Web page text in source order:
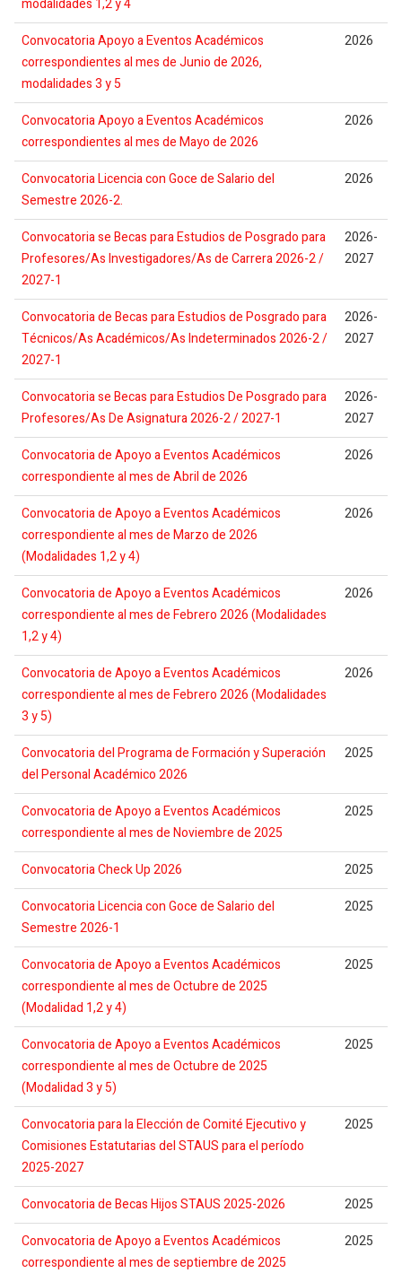
modalidades 1,2 y 4
Convocatoria Apoyo a Eventos Académicos
correspondientes al mes de Junio de 2026,
modalidades 3 y 5
2026
Convocatoria Apoyo a Eventos Académicos
correspondientes al mes de Mayo de 2026
2026
Convocatoria Licencia con Goce de Salario del
Semestre 2026-2.
2026
Convocatoria se Becas para Estudios de Posgrado para
Profesores/As Investigadores/As de Carrera 2026-2 /
2027-1
2026-
2027
Convocatoria de Becas para Estudios de Posgrado para
Técnicos/As Académicos/As Indeterminados 2026-2 /
2027-1
2026-
2027
Convocatoria se Becas para Estudios De Posgrado para
Profesores/As De Asignatura 2026-2 / 2027-1
2026-
2027
Convocatoria de Apoyo a Eventos Académicos
correspondiente al mes de Abril de 2026
2026
Convocatoria de Apoyo a Eventos Académicos
correspondiente al mes de Marzo de 2026
(Modalidades 1,2 y 4)
2026
Convocatoria de Apoyo a Eventos Académicos
correspondiente al mes de Febrero 2026 (Modalidades
1,2 y 4)
2026
Convocatoria de Apoyo a Eventos Académicos
correspondiente al mes de Febrero 2026 (Modalidades
3 y 5)
2026
Convocatoria del Programa de Formación y Superación
del Personal Académico 2026
2025
Convocatoria de Apoyo a Eventos Académicos
correspondiente al mes de Noviembre de 2025
2025
Convocatoria Check Up 2026
2025
Convocatoria Licencia con Goce de Salario del
Semestre 2026-1
2025
Convocatoria de Apoyo a Eventos Académicos
correspondiente al mes de Octubre de 2025
(Modalidad 1,2 y 4)
2025
Convocatoria de Apoyo a Eventos Académicos
correspondiente al mes de Octubre de 2025
(Modalidad 3 y 5)
2025
Convocatoria para la Elección de Comité Ejecutivo y
Comisiones Estatutarias del STAUS para el período
2025-2027
2025
Convocatoria de Becas Hijos STAUS 2025-2026
2025
Convocatoria de Apoyo a Eventos Académicos
correspondiente al mes de septiembre de 2025
2025